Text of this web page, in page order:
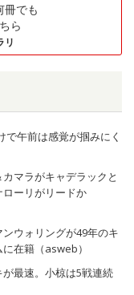
冊でも
ら
リ
午前は感覚が掴みにく
マラがキャデラックと
ーリがリードか
ウォリングが49年のキ
在籍（asweb）
最速。小椋は5戦連続